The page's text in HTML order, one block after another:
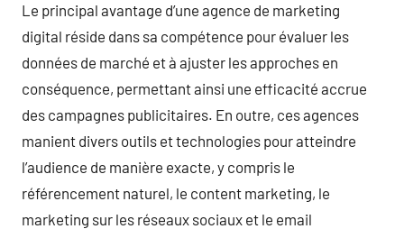
Le principal avantage d’une agence de marketing
digital réside dans sa compétence pour évaluer les
données de marché et à ajuster les approches en
conséquence, permettant ainsi une efficacité accrue
des campagnes publicitaires. En outre, ces agences
manient divers outils et technologies pour atteindre
l’audience de manière exacte, y compris le
référencement naturel, le content marketing, le
marketing sur les réseaux sociaux et le email